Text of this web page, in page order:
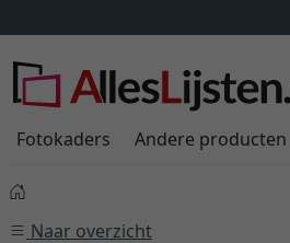
Fotokaders Andere producten
Naar overzicht